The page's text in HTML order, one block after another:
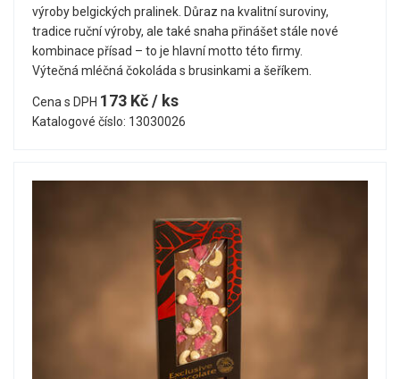
výroby belgických pralinek. Důraz na kvalitní suroviny,
tradice ruční výroby, ale také snaha přinášet stále nové
kombinace přísad – to je hlavní motto této firmy.
Výtečná mléčná čokoláda s brusinkami a šeříkem.
Cena s DPH 173 Kč / ks
Katalogové číslo: 13030026